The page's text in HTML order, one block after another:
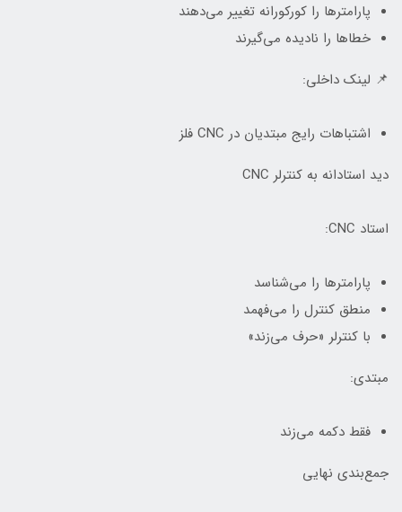
پارامترها را کورکورانه تغییر می‌دهند
خطاها را نادیده می‌گیرند
📌 لینک داخلی:
اشتباهات رایج مبتدیان در CNC فلز
دید استادانه به کنترلر CNC
استاد CNC:
پارامترها را می‌شناسد
منطق کنترل را می‌فهمد
با کنترلر «حرف می‌زند»
مبتدی:
فقط دکمه می‌زند
جمع‌بندی نهایی